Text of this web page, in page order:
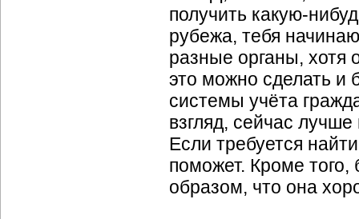
получить какую-
рубежа, тебя
разные органы, хотя
это можно сделать и
системы учёта
взгляд, сейчас
Если требуется
поможет. Кроме того,
образом, что она